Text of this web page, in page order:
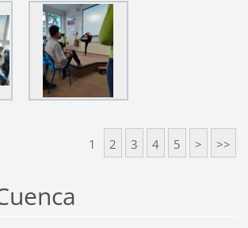
1 2 3 4 5 > >>